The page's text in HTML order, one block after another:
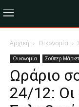
Αρχική Οικονομία
Οικονομία Σούπερ Μάρκετ
Ωράριο
24/12: